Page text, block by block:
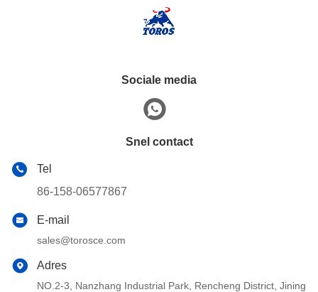
Sociale media
Snel contact
Tel
86-158-06577867
E-mail
sales@torosce.com
Adres
NO.2-3, Nanzhang Industrial Park, Rencheng District, Jining